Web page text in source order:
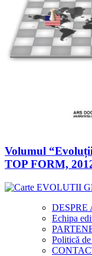
Volumul
TOP FORM,
DESPRE
Echipa
Politică